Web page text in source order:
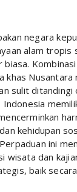
negara
alam tropis
biasa.
khas Nusantara
sulit ditandingi
Indonesia
kehidupan
ini
wisata dan
baik